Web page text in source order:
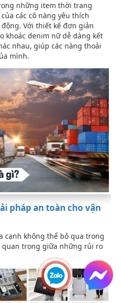
những item thời trang
các cô nàng yêu thích
Với thiết kế đơn giản
khoác denim nữ dễ dàng kết
nhau, giúp các nàng thoải
mình.
pháp an toàn cho vận
cạnh không thể bỏ qua trong
quan trọng giữa những rủi ro